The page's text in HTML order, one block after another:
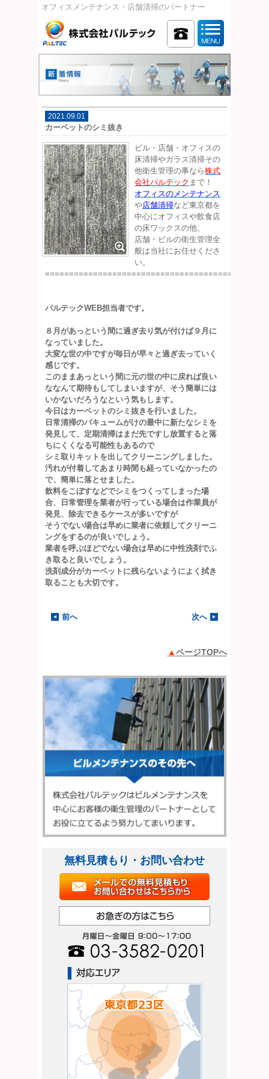
オフィスメンテナンス・店舗清掃のパートナー
カーペットのシミ抜き
2021.09.01
ビル・店舗・オフィスの
床清掃やガラス清掃その
他衛生管理の事なら株式
会社パルテック まで！
オフィスのメンテナンス
や店舗清掃など東京都を
中心にオフィスや飲食店
の床ワックスの他、
店舗・ビルの衛生管理全
般は当社にお任せくださ
い。
パルテックWEB担当者です。
８月があっという間に過ぎ去り気が付けば９月に
なっていました。
大変な世の中ですが毎日が早々と過ぎ去っていく
感じです。
このままあっという間に元の世の中に戻れば良い
ななんて期待もしてしまいますが、そう簡単には
いかないだろうなという気もします。
今日はカーペットのシミ抜きを行いました。
日常清掃のバキュームがけの最中に新たなシミを
発見して、定期清掃はまだ先ですし放置すると落
ちにくくなる可能性もあるので
シミ取りキットを出してクリーニングしました。
汚れが付着してあまり時間も経っていなかったの
で、簡単に落とせました。
飲料をこぼすなどでシミをつくってしまった場
合、日常管理を業者が行っている場合は作業員が
発見、除去できるケースが多いですが
そうでない場合は早めに業者に依頼してクリーニ
ングをするのが良いでしょう。
業者を呼ぶほどでない場合は早めに中性洗剤でふ
き取ると良いでしょう。
洗剤成分がカーペットに残らないようによく拭き
取ることも大切です。
前へ 次へ
ページTOPへ
無料見積もり・お問い合わせ